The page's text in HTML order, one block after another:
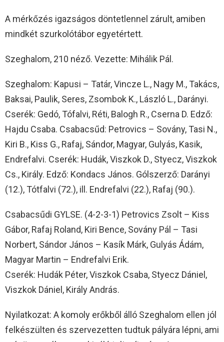
A mérkőzés igazságos döntetlennel zárult, amiben
mindkét szurkolótábor egyetértett.
Szeghalom, 210 néző. Vezette: Mihálik Pál.
Szeghalom: Kapusi – Tatár, Vincze L., Nagy M., Takács,
Baksai, Paulik, Seres, Zsombok K., László L., Darányi.
Cserék: Gedó, Tófalvi, Réti, Balogh R., Cserna D. Edző:
Hajdu Csaba. Csabacsűd: Petrovics – Sovány, Tasi N.,
Kiri B., Kiss G., Rafaj, Sándor, Magyar, Gulyás, Kasik,
Endrefalvi. Cserék: Hudák, Viszkok D., Styecz, Viszkok
Cs., Király. Edző: Kondacs János. Gólszerző: Darányi
(12.), Tótfalvi (72.), ill. Endrefalvi (22.), Rafaj (90.).
Csabacsűdi GYLSE. (4-2-3-1) Petrovics Zsolt – Kiss
Gábor, Rafaj Roland, Kiri Bence, Sovány Pál – Tasi
Norbert, Sándor János – Kasík Márk, Gulyás Ádám,
Magyar Martin – Endrefalvi Erik.
Cserék: Hudák Péter, Viszkok Csaba, Styecz Dániel,
Viszkok Dániel, Király András.
Nyilatkozat: A komoly erőkből álló Szeghalom ellen jól
felkészülten és szervezetten tudtuk pályára lépni, ami